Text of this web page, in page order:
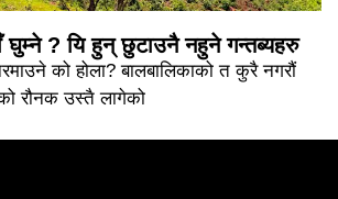
घुम्ने ? यि हुन् छुटाउनै नहुने गन्तब्यहरु
को होला? बालबालिकाको त कुरै नगरौं
रौनक उस्तै लागेको